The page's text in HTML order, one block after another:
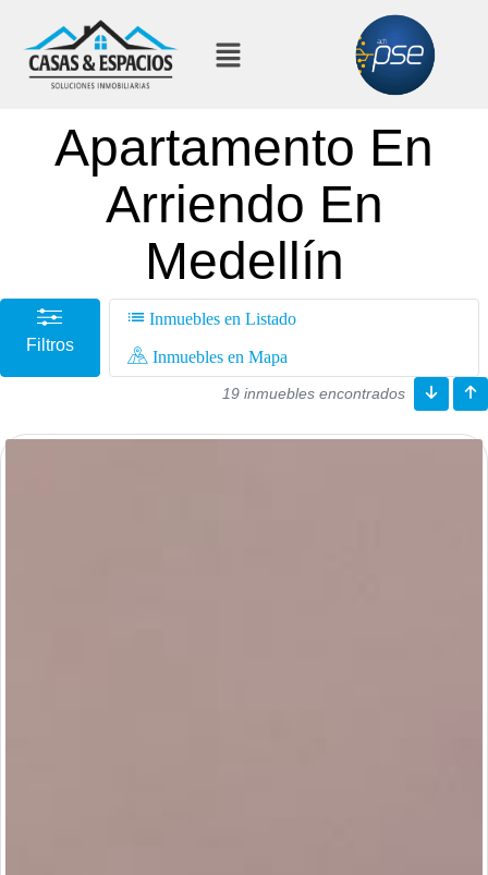
Apartamento En
Arriendo En
Medellín
Filtros
Inmuebles en Listado
Inmuebles en Mapa
19 inmuebles encontrados